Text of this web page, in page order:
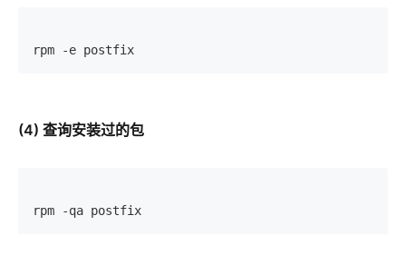
rpm -e postfix
(4) 查询安装过的包
rpm -qa postfix